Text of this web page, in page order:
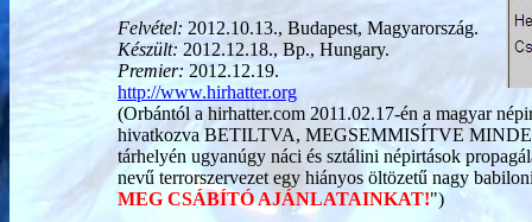
Felvétel: 2012.10.13., Budapest, Magyarország.
Készült: 2012.12.18., Bp., Hungary.
Premier: 2012.12.19.
http://www.hirhatter.org
(Orbántól a hirhatter.com 2011.02.17-én a magyar
hivatkozva BETILTVA, MEGSEMMISÍTVE
tárhelyén ugyanúgy náci és sztálini népirtások
nevű terrorszervezet egy hiányos öltözetű nagy
MEG CSÁBÍTÓ AJÁNLATAINKAT!")